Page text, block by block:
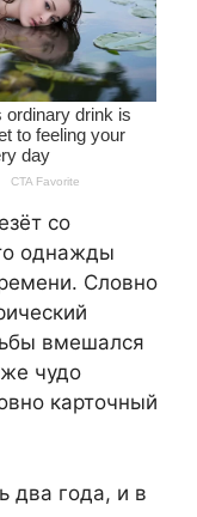
со
однажды
Словно
вмешался
чудо
карточный
два года, и в